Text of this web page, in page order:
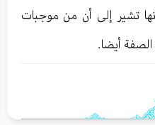
تشير إلى أن من موجبات
الصفة أيضا .